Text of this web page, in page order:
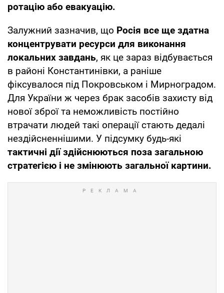
ротацію або евакуацію.
Залужний зазначив, що Росія все ще здатна
концентрувати ресурси для виконання
локальних завдань, як це зараз відбувається
в районі Константинівки, а раніше
фіксувалося під Покровськом і Мирноградом.
Для України ж через брак засобів захисту від
нової зброї та неможливість постійно
втрачати людей такі операції стають дедалі
нездійсненнішими. У підсумку будь-які
тактичні дії здійснюються поза загальною
стратегією і не змінюють загальної картини.